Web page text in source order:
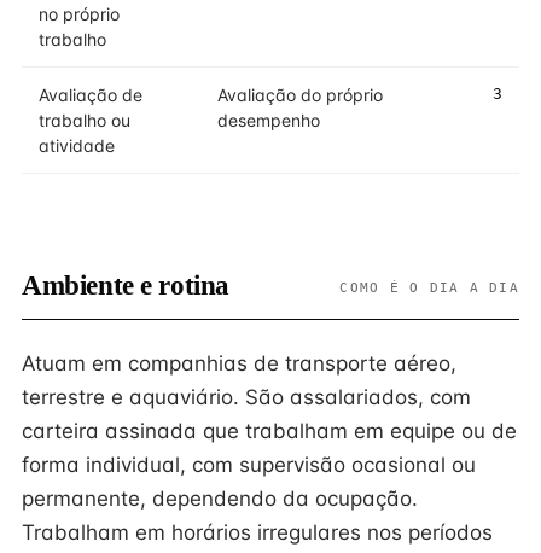
no próprio
trabalho
Avaliação de
trabalho ou
atividade
Avaliação do próprio
desempenho
3
Ambiente e rotina COMO É O DIA A DIA
Atuam em companhias de transporte aéreo,
terrestre e aquaviário. São assalariados, com
carteira assinada que trabalham em equipe ou de
forma individual, com supervisão ocasional ou
permanente, dependendo da ocupação.
Trabalham em horários irregulares nos períodos